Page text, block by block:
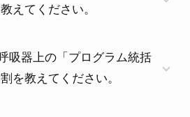
えてください。
吸器上の「プログラム統括
を教えてください。